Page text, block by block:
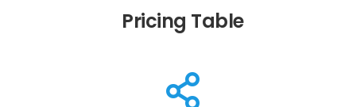
Pricing Table